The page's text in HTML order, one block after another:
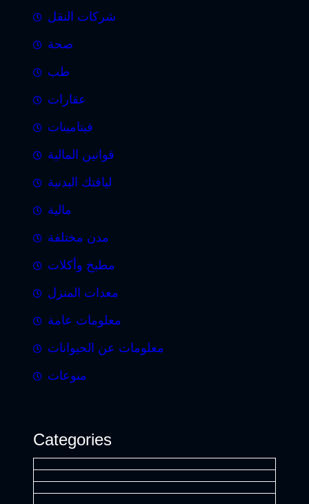
شركات النقل
صحة
طب
عقارات
فيتامينات
قوانين المالية
لياقتك البدنية
مالية
مدن مختلفة
مطبخ وأكلات
معدات المنزل
معلومات عامة
معلومات عن الحيوانات
منوعات
Categories